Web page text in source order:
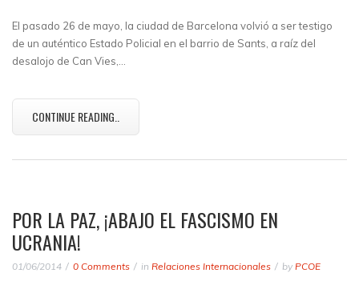
El pasado 26 de mayo, la ciudad de Barcelona volvió a ser testigo
de un auténtico Estado Policial en el barrio de Sants, a raíz del
desalojo de Can Vies,…
CONTINUE READING..
POR LA PAZ, ¡ABAJO EL FASCISMO EN
UCRANIA!
01/06/2014 0 Comments in Relaciones Internacionales by PCOE